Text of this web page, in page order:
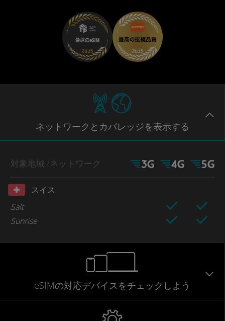
ネットワークとカバレッジを表示する
対象地域 /ネットワーク
スイス
Salt
Sunrise
eSIMの対応デバイスをチェックしよう